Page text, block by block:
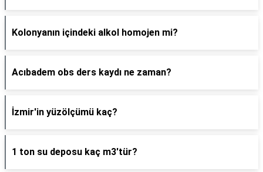
Kolonyanın içindeki alkol homojen mi?
Acıbadem obs ders kaydı ne zaman?
İzmir'in yüzölçümü kaç?
1 ton su deposu kaç m3'tür?